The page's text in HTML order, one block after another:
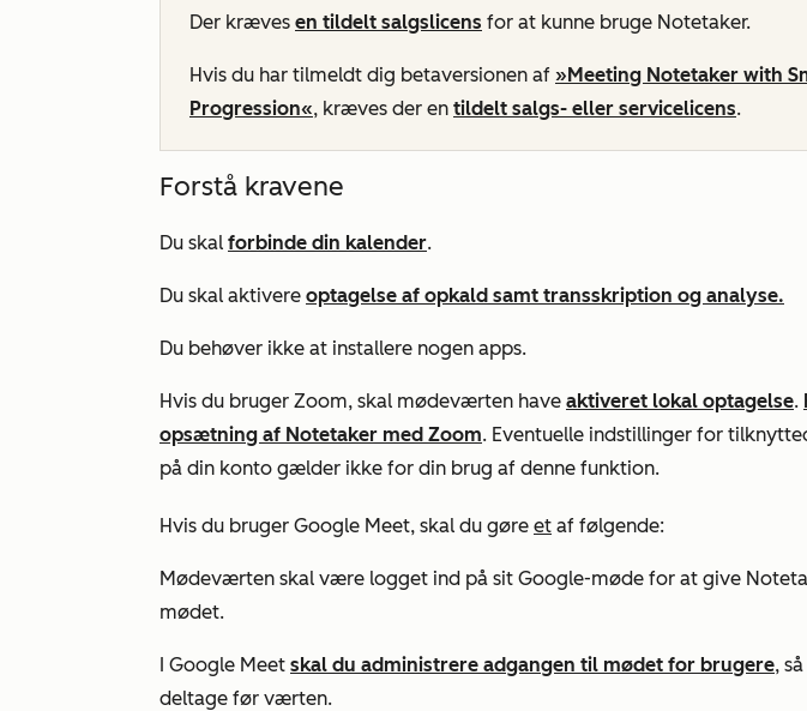
Der kræves en tildelt salgslicens for at kunne bruge Notetaker.
Hvis du har tilmeldt dig betaversionen af »Meeting Notetaker with
Progression«, kræves der en tildelt salgs- eller servicelicens.
Forstå kravene
Du skal forbinde din kalender.
Du skal aktivere optagelse af opkald samt transskription og analyse.
Du behøver ikke at installere nogen apps.
Hvis du bruger Zoom, skal mødeværten have aktiveret lokal optagelse.
opsætning af Notetaker med Zoom. Eventuelle indstillinger for
på din konto gælder ikke for din brug af denne funktion.
Hvis du bruger Google Meet, skal du gøre et af følgende:
Mødeværten skal være logget ind på sit Google-møde for at give
mødet.
I Google Meet skal du administrere adgangen til mødet for brugere,
deltage før værten.